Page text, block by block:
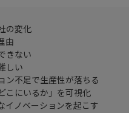
の変化
由
きない
しい
不足で生産性が落ちる
こにいるか」を可視化
イノベーションを起こす